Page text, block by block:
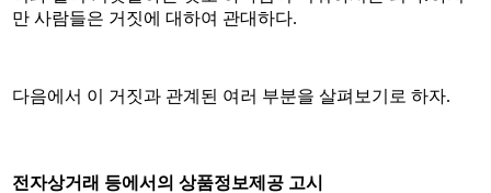
만 사람들은 거짓에 대하여 관대하다.
다음에서 이 거짓과 관계된 여러 부분을 살펴보기로 하자.
전자상거래 등에서의 상품정보제공 고시